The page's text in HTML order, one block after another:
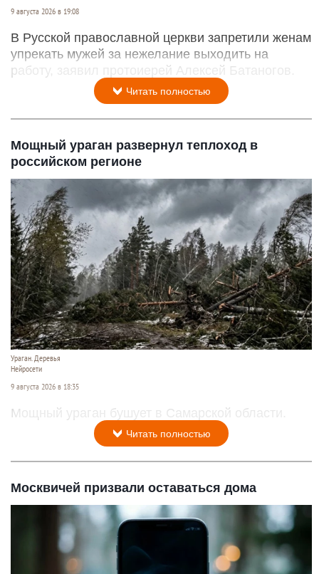
9 августа 2026 в 19:08
В Русской православной церкви запретили женам
упрекать мужей за нежелание выходить на
работу, заявил протоиерей Алексей Батаногов.
Читать полностью
Мощный ураган развернул теплоход в
российском регионе
Ураган. Деревья
Нейросети
9 августа 2026 в 18:35
Мощный ураган бушует в Самарской области.
Читать полностью
Москвичей призвали оставаться дома